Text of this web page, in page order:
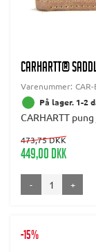
CARHARTT®
Varenummer:
På lager. 1-2
CARHARTT
473,75 DKK
449,00 DKK
- +
-15%